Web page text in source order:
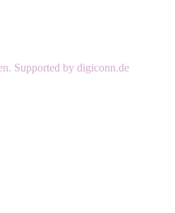
Supported by digiconn.de